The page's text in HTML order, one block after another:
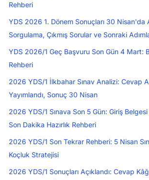
Rehberi
YDS 2026 1. Dönem Sonuçları 30 Nisan'da
Sorgulama, Çıkmış Sorular ve Sonraki
YDS 2026/1 Geç Başvuru Son Gün 4 Mart:
Rehberi
2026 YDS/1 İlkbahar Sınav Analizi: Cevap
Yayımlandı, Sonuç 30 Nisan
2026 YDS/1 Sınava Son 5 Gün: Giriş Belgesi
Son Dakika Hazırlık Rehberi
2026 YDS/1 Son Tekrar Rehberi: 5 Nisan
Koçluk Stratejisi
2026 YDS/1 Sonuçları Açıklandı: Cevap